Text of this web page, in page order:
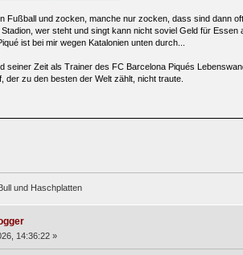
Fußball und zocken, manche nur zocken, dass sind dann
wer steht und singt kann nicht soviel Geld für Essen
ist bei mir wegen Katalonien unten durch...
seiner Zeit als Trainer des FC Barcelona Piqués
der zu den besten der Welt zählt, nicht traute.
und Haschplatten
14:36:22 »